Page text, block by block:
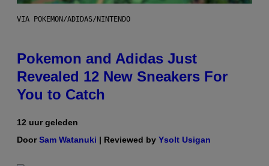
VIA POKEMON/ADIDAS/NINTENDO
Pokemon and Adidas Just
Revealed 12 New Sneakers For
You to Catch
12 uur geleden
DoorSam Watanuki | Reviewed by Ysolt Usigan